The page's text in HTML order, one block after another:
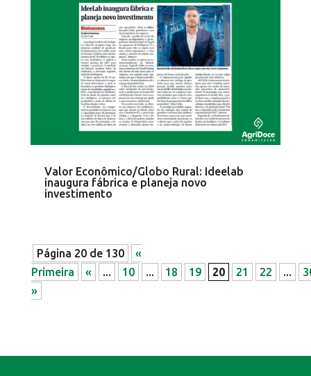
Valor Econômico/Globo Rural: Ideelab
inaugura fábrica e planeja novo
investimento
Página 20 de 130
«
Primeira
« ... 10 ... 18 19 20 21 22 ...
»